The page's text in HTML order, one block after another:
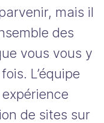
mais il
des
vous vous y
L’équipe
de sites sur